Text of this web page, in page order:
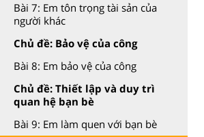
Bài 7: Em tôn trọng tài sản của
người khác
Chủ đề: Bảo vệ của công
Bài 8: Em bảo vệ của công
Chủ đề: Thiết lập và duy trì
quan hệ bạn bè
Bài 9: Em làm quen với bạn bè